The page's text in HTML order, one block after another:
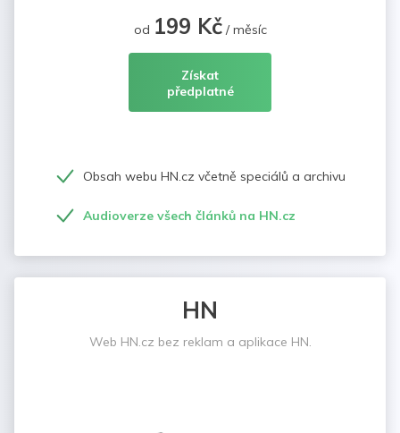
od 199 Kč/ měsíc
Získat
předplatné
Obsah webu HN.cz včetně speciálů a archivu
Audioverze všech článků na HN.cz
HN
Web HN.cz bez reklam a aplikace HN.